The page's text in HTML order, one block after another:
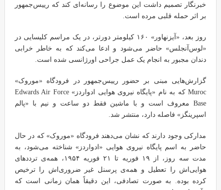
خبرنگار تصمیم داشت این موضوع را رسانه‌ای کند که رییس‌جمهور
بر اثر حمله قلبی مرده است.
روز بعد، «آیزنهاور» ۱۶۰ کیلومتر دورتر، در یک مراسم کلیسایی در
«لوس‌آنجلس» حاضر می‌شود و ادعا می‌کند که به خاطر خرابی
دندان مجبور به انجام یک عمل جراحی اورژانسی شده است.
گزارش‌هایی مبنی بر حضور رییس‌جمهور در فرودگاه «موروک»
Muroc که به نام «پایگاه نیروی هوایی ادواردز» Edwards Air Force
Base معروف است و با ماشین فقط دو ساعت و نیم با «پالم
اسپرینگز» فاصله دارد، منتشر شد.
مدارکی وجود دارند که نشان می‌دهند فرودگاه «موروک» که در حال
حاضر به اسم پایگاه نیروی هوایی «ادواردز» شناخته می‌شود، به
مدت سه روز، از ۱۹ فوریه تا ۲۱ فوریه ۱۹۵۴، همه‌ی ترددهای
هوایی‌اش را تعطیل و همه‌ی پرسنل غیر ضروری‌اش را ترخیص
کرده بوده. به صورت تصادفی، این دقیقاً همان زمانی است که